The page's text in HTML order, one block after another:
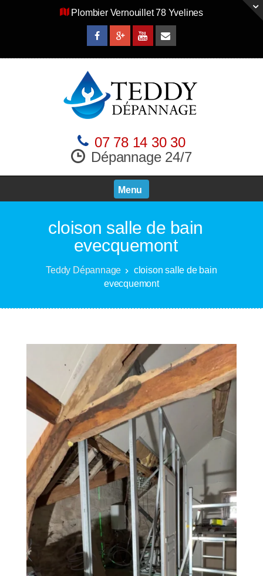
Plombier Vernouillet 78 Yvelines
07 78 14 30 30
Dépannage 24/7
Menu
cloison salle de bain
evecquemont
Teddy Dépannage
cloison salle de bain
evecquemont